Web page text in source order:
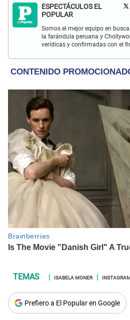
ESPECTÁCULOS EL
POPULAR
Somos el mejor equipo en
la farándula peruana y
verídicas y confirmadas con el
ISABELA MONER
Prefiero a El Popular en Google